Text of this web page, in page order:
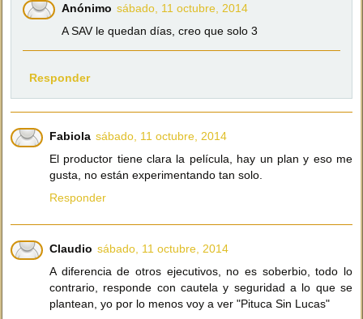
Anónimo sábado, 11 octubre, 2014
A SAV le quedan días, creo que solo 3
Responder
Fabiola sábado, 11 octubre, 2014
El productor tiene clara la película, hay un plan y eso me
gusta, no están experimentando tan solo.
Responder
Claudio sábado, 11 octubre, 2014
A diferencia de otros ejecutivos, no es soberbio, todo lo
contrario, responde con cautela y seguridad a lo que se
plantean, yo por lo menos voy a ver "Pituca Sin Lucas"